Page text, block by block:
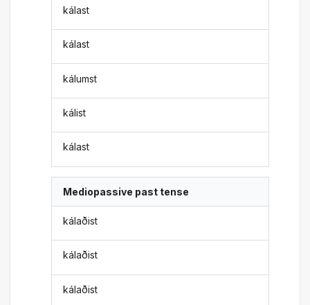
kálast
kálast
kálumst
kálist
kálast
Mediopassive past tense
kálaðist
kálaðist
kálaðist